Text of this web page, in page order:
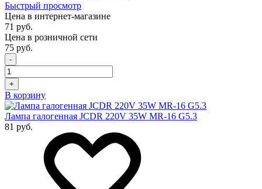
Быстрый просмотр
Цена в интернет-магазине
71 руб.
Цена в розничной сети
75 руб.
-
+
В корзину
Лампа галогенная JCDR 220V 35W MR-16 G5.3
81 руб.